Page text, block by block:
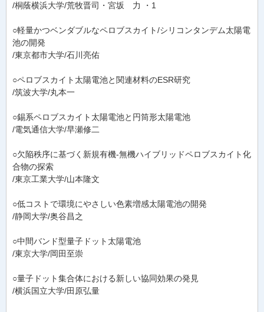
/桐蔭横浜大学/荒牧晋司・宮坂 力 ・1
○軽量かつベンダブルなペロブスカイト/シリコンタンデム太陽電
池の開発
/東京都市大学/石川亮佑
○ペロブスカイト太陽電池と関連材料のESR研究
/筑波大学/丸本一
○錫系ペロブスカイト太陽電池と円筒形太陽電池
/電気通信大学/早瀬修二
○欠陥秩序に基づく新規有機-無機ハイブリッドペロブスカイト化
合物の探索
/東京工業大学/山本隆文
○低コストで環境にやさしい色素増感太陽電池の開発
/静岡大学/奥谷昌之
○中間バンド型量子ドット太陽電池
/東京大学/岡田至崇
○量子ドット集合体における新しい協同効果の発見
/横浜国立大学/田原弘量